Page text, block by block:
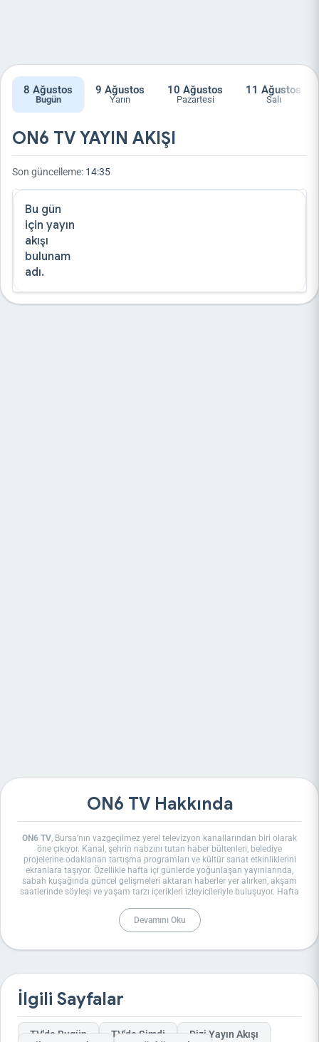
8 Ağustos
Bugün
9 Ağustos
Yarın
10 Ağustos
Pazartesi
11 Ağustos
Salı
ON6 TV YAYIN AKIŞI
Son güncelleme: 14:35
Bu gün
için yayın
akışı
bulunam
adı.
ON6 TV Hakkında
ON6 TV, Bursa’nın vazgeçilmez yerel televizyon kanallarından biri olarak
öne çıkıyor. Kanal, şehrin nabzını tutan haber bültenleri, belediye
projelerine odaklanan tartışma programları ve kültür sanat etkinliklerini
ekranlara taşıyor. Özellikle hafta içi günlerde yoğunlaşan yayınlarında,
sabah kuşağında güncel gelişmeleri aktaran haberler yer alırken, akşam
saatlerinde söyleşi ve yaşam tarzı içerikleri izleyicileriyle buluşuyor. Hafta
Bursa merkezli bu kanal, 1995’ten beri yayın hayatında ve 2019’da
yenilenen kimliğiyle “yeni nesil televizyon” sloganıyla yoluna devam
frekans ayarlarıyla erişebilir. Ayrıca Digiturk’te 232 numaralı kanalda, D-
Smart’ta 206 numaralı kanalda ve Kablo TV’de 40 numaralı kanalda
yayın yapıyor. Bu platformlar sayesinde Bursa dışından da kolayca takip
edilebiliyor. “ON6 TV frekans bilgileri nedir?” sorusuna yanıt olarak bu
Devamını Oku
İlgili Sayfalar
TV'de Bugün TV'de Şimdi
Dizi Yayın Akışı